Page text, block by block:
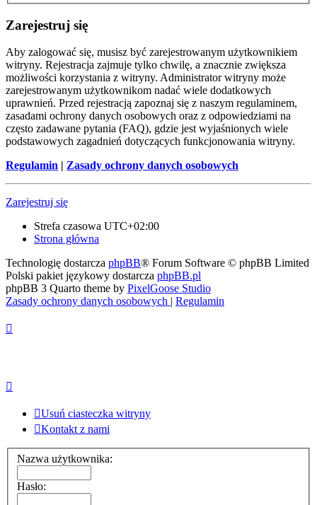
Zarejestruj się
Aby zalogować się, musisz być zarejestrowanym użytkownikiem
witryny. Rejestracja zajmuje tylko chwilę, a znacznie zwiększa
możliwości korzystania z witryny. Administrator witryny może
zarejestrowanym użytkownikom nadać wiele dodatkowych
uprawnień. Przed rejestracją zapoznaj się z naszym regulaminem,
zasadami ochrony danych osobowych oraz z odpowiedziami na
często zadawane pytania (FAQ), gdzie jest wyjaśnionych wiele
podstawowych zagadnień dotyczących funkcjonowania witryny.
Regulamin | Zasady ochrony danych osobowych
Zarejestruj się
Strefa czasowa UTC+02:00
Strona główna
Technologię dostarcza phpBB® Forum Software © phpBB Limited
Polski pakiet językowy dostarcza phpBB.pl
phpBB 3 Quarto theme by PixelGoose Studio
Zasady ochrony danych osobowych | Regulamin
Usuń ciasteczka witryny
Kontakt z nami
Nazwa użytkownika:
Hasło: